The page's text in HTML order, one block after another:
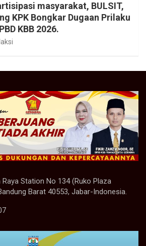
masyarakat, BULSIT,
KPK Bongkar Dugaan Prilaku
KBB 2026.
Station No 134 (Ruko Plaza
Barat 40553, Jabar-Indonesia.